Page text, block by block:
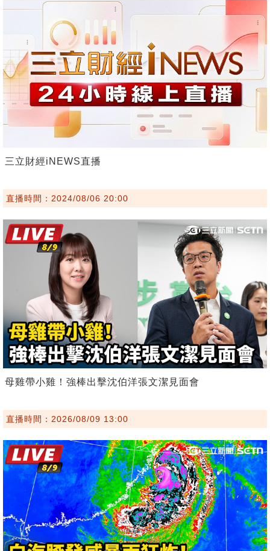
三立財經iNEWS直播
直播時間：2024/08/06 20:00
母雞帶小雞！強棒出擊沈伯洋張文潔見面會
直播時間：2026/08/09 13:00